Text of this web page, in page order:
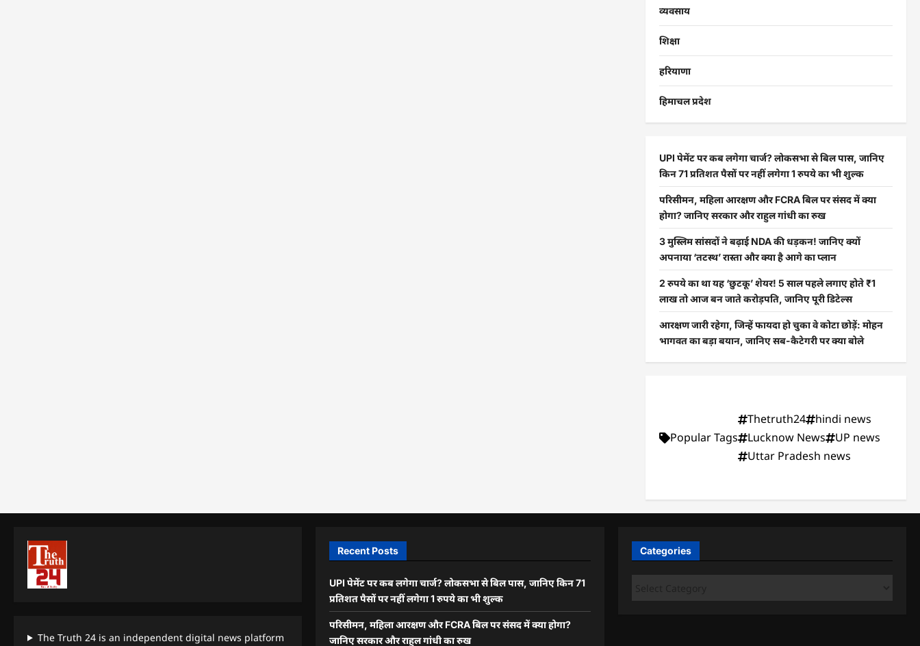
व्यवसाय
शिक्षा
हरियाणा
हिमाचल प्रदेश
UPI पेमेंट पर कब लगेगा चार्ज? लोकसभा से बिल पास, जानिए
किन 71 प्रतिशत पैसों पर नहीं लगेगा 1 रुपये का भी शुल्क
परिसीमन, महिला आरक्षण और FCRA बिल पर संसद में क्या
होगा? जानिए सरकार और राहुल गांधी का रुख
3 मुस्लिम सांसदों ने बढ़ाई NDA की धड़कन! जानिए क्यों
अपनाया ‘तटस्थ’ रास्ता और क्या है आगे का प्लान
2 रुपये का था यह ‘छुटकू’ शेयर! 5 साल पहले लगाए होते ₹1
लाख तो आज बन जाते करोड़पति, जानिए पूरी डिटेल्स
आरक्षण जारी रहेगा, जिन्हें फायदा हो चुका वे कोटा छोड़ें: मोहन
भागवत का बड़ा बयान, जानिए सब-कैटेगरी पर क्या बोले
Popular Tags
Thetruth24
hindi news
Lucknow News
UP news
Uttar Pradesh news
The Truth 24 is an independent digital news platform
Recent Posts
UPI पेमेंट पर कब लगेगा चार्ज? लोकसभा से बिल पास, जानिए किन 71
प्रतिशत पैसों पर नहीं लगेगा 1 रुपये का भी शुल्क
परिसीमन, महिला आरक्षण और FCRA बिल पर संसद में क्या होगा?
जानिए सरकार और राहुल गांधी का रुख
Categories